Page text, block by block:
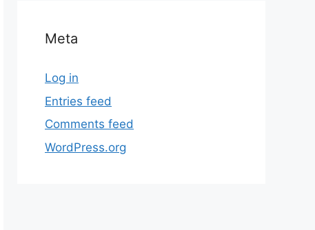
Meta
Log in
Entries feed
Comments feed
WordPress.org